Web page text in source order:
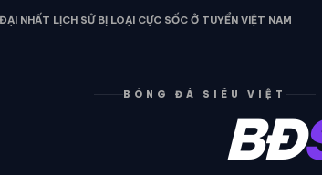
CỰC SỐC Ở TUYỂN VIỆT NAM • BÁO
BÓNG ĐÁ SIÊU VIỆT
BĐ